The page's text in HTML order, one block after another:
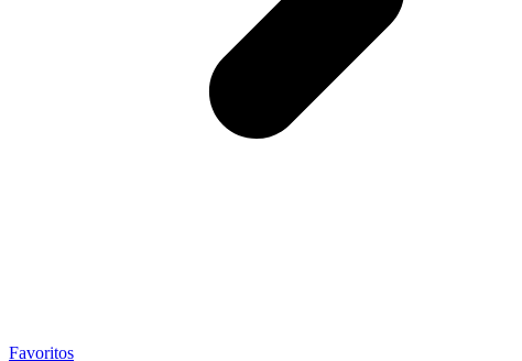
Favoritos